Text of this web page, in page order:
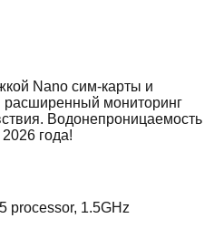
Nano сим-карты и
расширенный мониторинг
Водонепроницаемость
года!
processor, 1.5GHz